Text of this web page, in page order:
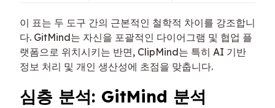
이 표는 두 도구 간의 근본적인 철학적 차이를 강조합니
다. GitMind는 자신을 포괄적인 다이어그램 및 협업 플
랫폼으로 위치시키는 반면, ClipMind는 특히 AI 기반
정보 처리 및 개인 생산성에 초점을 맞춥니다.
심층 분석: GitMind 분석